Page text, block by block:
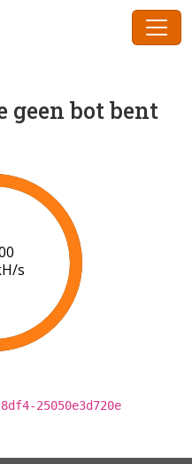
geen bot bent
s
25050e3d720e